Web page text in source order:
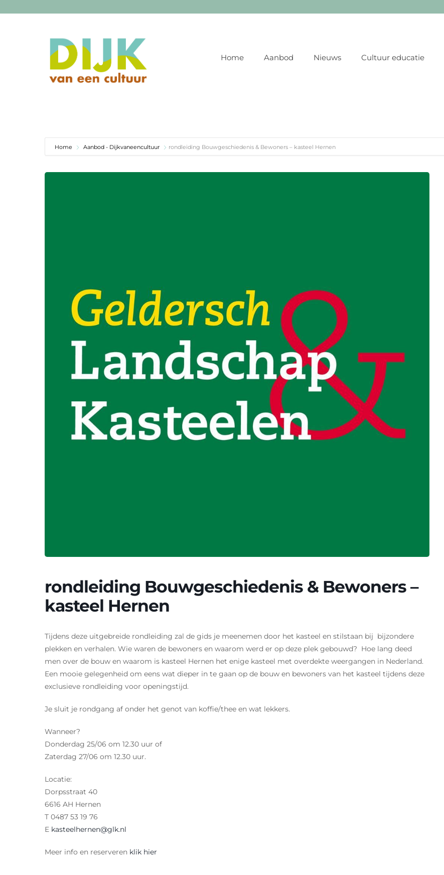
Home Aanbod Nieuws Cultuur educatie
Home Aanbod - Dijkvaneencultuur rondleiding Bouwgeschiedenis & Bewoners – kasteel Hernen
rondleiding Bouwgeschiedenis & Bewoners –
kasteel Hernen
Tijdens deze uitgebreide rondleiding zal de gids je meenemen door het kasteel en stilstaan bij bijzondere
plekken en verhalen. Wie waren de bewoners en waarom werd er op deze plek gebouwd? Hoe lang deed
men over de bouw en waarom is kasteel Hernen het enige kasteel met overdekte weergangen in Nederland.
Een mooie gelegenheid om eens wat dieper in te gaan op de bouw en bewoners van het kasteel tijdens deze
exclusieve rondleiding voor openingstijd.
Je sluit je rondgang af onder het genot van koffie/thee en wat lekkers.
Wanneer?
Donderdag 25/06 om 12.30 uur of
Zaterdag 27/06 om 12.30 uur.
Locatie:
Dorpsstraat 40
6616 AH Hernen
T 0487 53 19 76
E kasteelhernen@glk.nl
Meer info en reserveren klik hier